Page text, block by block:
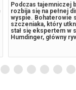
Podczas tajemniczej
rozbija się na pełnej
wyspie. Bohaterowie
szczeniaka, który
stał się ekspertem w
Humdinger, główny
lekkomyślnie
wyspy, doprowadza
uśpionego od lat